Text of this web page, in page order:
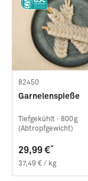
82450
Garnelenspieße
Tiefgekühlt · 800g
(Abtropfgewicht)
29,99 €*
37,49 € / kg